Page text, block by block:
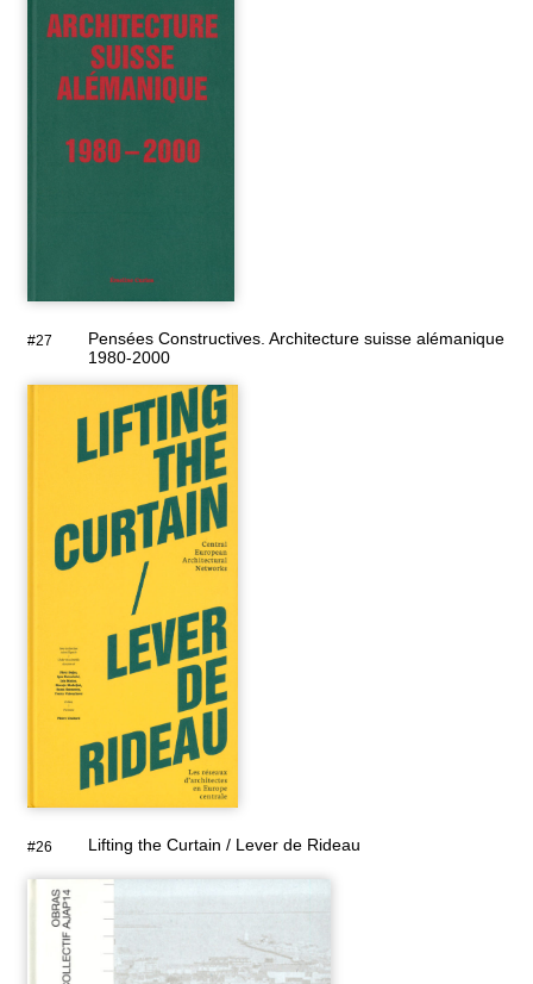
#27
Pensées Constructives. Architecture suisse alémanique
1980-2000
#26 Lifting the Curtain / Lever de Rideau